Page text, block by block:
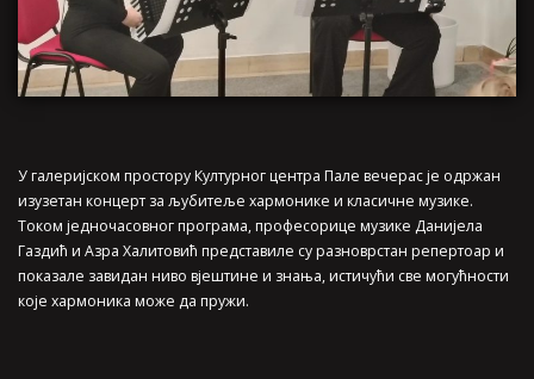
У галеријском простору Културног центра Пале вечерас је одржан
изузетан концерт за љубитеље хармонике и класичне музике.
Током једночасовног програма, професорице музике Данијела
Газдић и Азра Халитовић представиле су разноврстан репертоар и
показале завидан ниво вjештине и знања, истичући све могућности
које хармоника може да пружи.